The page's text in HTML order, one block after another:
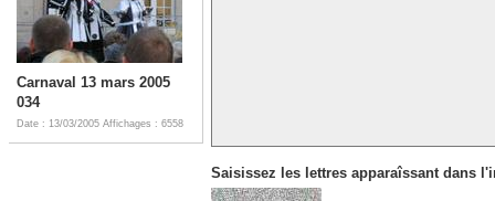
Carnaval 13 mars 2005
034
Date : 13/03/2005 Affichages : 6558
Saisissez les lettres apparaîssant dans